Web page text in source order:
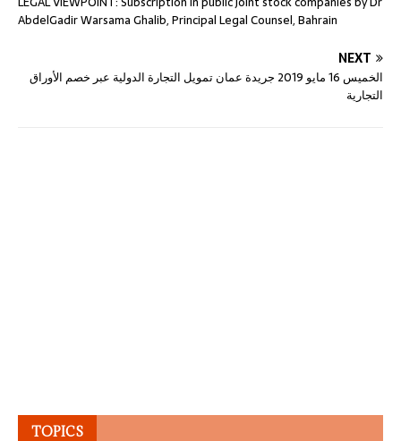
AbdelGadir Warsama Ghalib, Principal Legal Counsel, Bahrain
NEXT
الخميس 16 مايو 2019 جريدة عمان تمويل التجارة الدولية عبر خصم الأوراق
التجارية
TOPICS